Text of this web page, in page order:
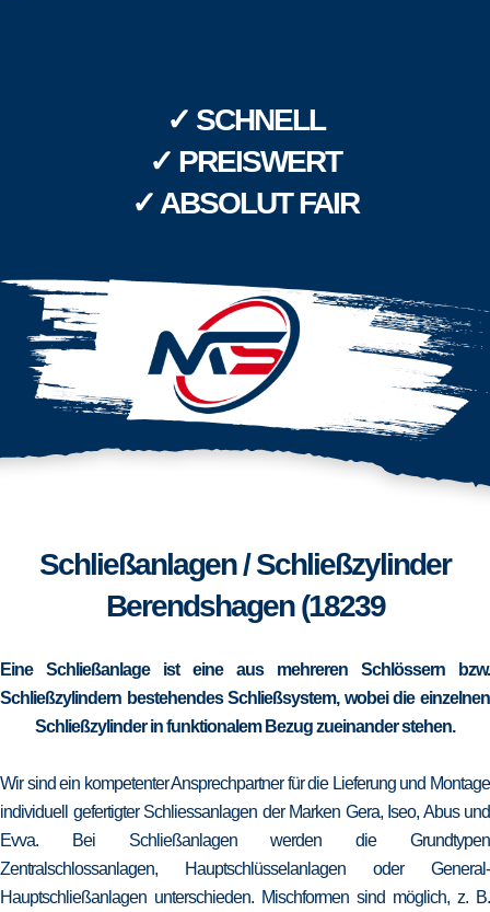
✓ SCHNELL
✓ PREISWERT
✓ ABSOLUT FAIR
Schließanlagen / Schließzylinder
Berendshagen (18239
Eine Schließanlage ist eine aus mehreren Schlössern bzw.
Schließzylindern bestehendes Schließsystem, wobei die einzelnen
Schließzylinder in funktionalem Bezug zueinander stehen.
Wir sind ein kompetenter Ansprechpartner für die Lieferung und Montage
individuell gefertigter Schliessanlagen der Marken Gera, Iseo, Abus und
Evva. Bei Schließanlagen werden die Grundtypen
Zentralschlossanlagen, Hauptschlüsselanlagen oder General-
Hauptschließanlagen unterschieden. Mischformen sind möglich, z. B.